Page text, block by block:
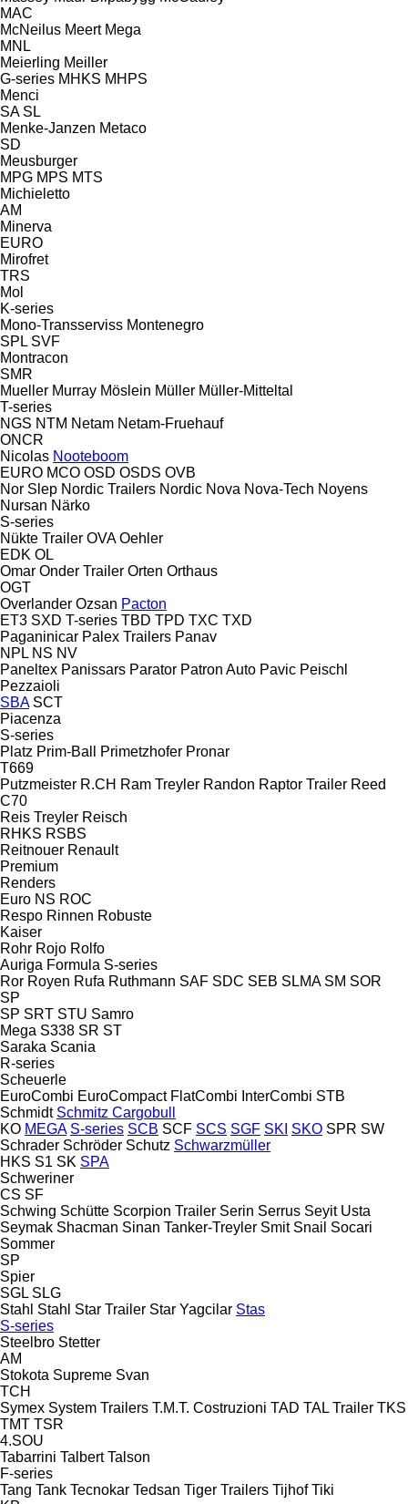
MAC
McNeilus Meert Mega
MNL
Meierling Meiller
G-series MHKS MHPS
Menci
SA SL
Menke-Janzen Metaco
SD
Meusburger
MPG MPS MTS
Michieletto
AM
Minerva
EURO
Mirofret
TRS
Mol
K-series
Mono-Transserviss Montenegro
SPL SVF
Montracon
SMR
Mueller Murray Möslein Müller Müller-Mitteltal
T-series
NGS NTM Netam Netam-Fruehauf
ONCR
Nicolas Nooteboom
EURO MCO OSD OSDS OVB
Nor Slep Nordic Trailers Nordic Nova Nova-Tech Noyens
Nursan Närko
S-series
Nükte Trailer OVA Oehler
EDK OL
Omar Onder Trailer Orten Orthaus
OGT
Overlander Ozsan Pacton
ET3 SXD T-series TBD TPD TXC TXD
Paganinicar Palex Trailers Panav
NPL NS NV
Paneltex Panissars Parator Patron Auto Pavic Peischl
Pezzaioli
SBA SCT
Piacenza
S-series
Platz Prim-Ball Primetzhofer Pronar
T669
Putzmeister R.CH Ram Treyler Randon Raptor Trailer Reed
C70
Reis Treyler Reisch
RHKS RSBS
Reitnouer Renault
Premium
Renders
Euro NS ROC
Respo Rinnen Robuste
Kaiser
Rohr Rojo Rolfo
Auriga Formula S-series
Ror Royen Rufa Ruthmann SAF SDC SEB SLMA SM SOR
SP
SP SRT STU Samro
Mega S338 SR ST
Saraka Scania
R-series
Scheuerle
EuroCombi EuroCompact FlatCombi InterCombi STB
Schmidt Schmitz Cargobull
KO MEGA S-series SCB SCF SCS SGF SKI SKO SPR SW
Schrader Schröder Schutz Schwarzmüller
HKS S1 SK SPA
Schweriner
CS SF
Schwing Schütte Scorpion Trailer Serin Serrus Seyit Usta
Seymak Shacman Sinan Tanker-Treyler Smit Snail Socari
Sommer
SP
Spier
SGL SLG
Stahl Stahl Star Trailer Star Yagcilar Stas
S-series
Steelbro Stetter
AM
Stokota Supreme Svan
TCH
Symex System Trailers T.M.T. Costruzioni TAD TAL Trailer TKS
TMT TSR
4.SOU
Tabarrini Talbert Talson
F-series
Tang Tank Tecnokar Tedsan Tiger Trailers Tijhof Tiki